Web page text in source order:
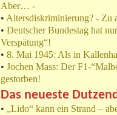
Aber… -
• Altersdiskriminierung? - Zu
• Deutscher Bundestag hat
Verspätung“!
• 8. Mai 1945: Als in
• Jochen Mass: Der F1-
gestorben!
Das neueste
• „Lido“ kann ein Strand –